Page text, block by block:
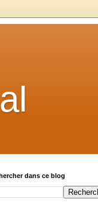
dans ce blog